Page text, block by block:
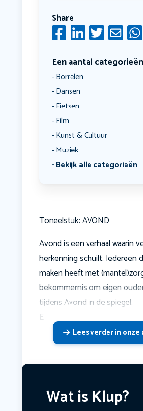
Share
Een aantal categorieën
Borrelen
Dansen
Fietsen
Film
Kunst & Cultuur
Muziek
Bekijk alle categorieën
Toneelstuk: AVOND
Avond is een verhaal waarin
herkenning schuilt. Iedereen
maken heeft met
bekommernis om eigen
tijdens Avond in de spiegel.
E
Lees verder in onze
Wat is Klup?